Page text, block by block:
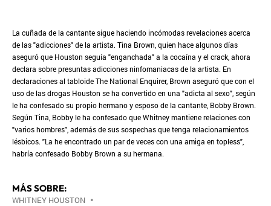
La cuñada de la cantante sigue haciendo incómodas revelaciones acerca
de las "adicciones" de la artista. Tina Brown, quien hace algunos días
aseguró que Houston seguía "enganchada" a la cocaína y el crack, ahora
declara sobre presuntas adicciones ninfomaniacas de la artista. En
declaraciones al tabloide The National Enquirer, Brown aseguró que con el
uso de las drogas Houston se ha convertido en una "adicta al sexo", según
le ha confesado su propio hermano y esposo de la cantante, Bobby Brown.
Según Tina, Bobby le ha confesado que Whitney mantiene relaciones con
"varios hombres", además de sus sospechas que tenga relacionamientos
lésbicos. "La he encontrado un par de veces con una amiga en topless",
habría confesado Bobby Brown a su hermana.
MÁS SOBRE:
WHITNEY HOUSTON •